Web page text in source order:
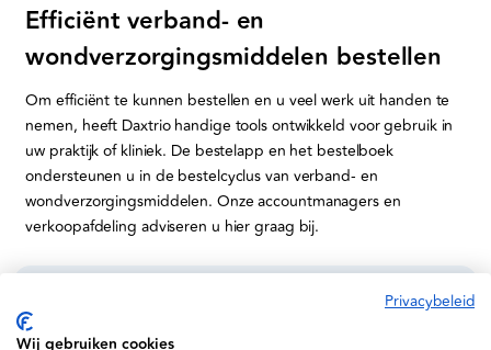
Efficiënt verband- en
wondverzorgingsmiddelen bestellen
Om efficiënt te kunnen bestellen en u veel werk uit handen te
nemen, heeft Daxtrio handige tools ontwikkeld voor gebruik in
uw praktijk of kliniek. De bestelapp en het bestelboek
ondersteunen u in de bestelcyclus van verband- en
wondverzorgingsmiddelen. Onze accountmanagers en
verkoopafdeling adviseren u hier graag bij.
Privacybeleid
Wij gebruiken cookies